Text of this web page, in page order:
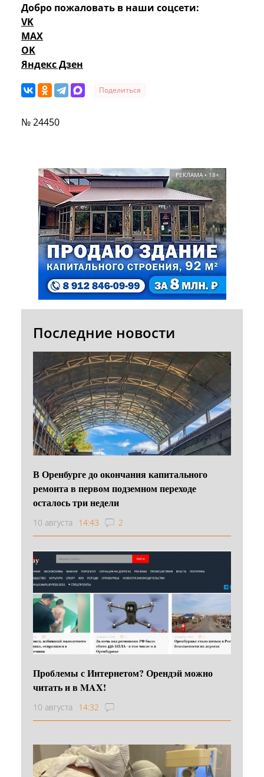
Добро пожаловать в наши соцсети:
VK
MAX
OK
Яндекс Дзен
Поделиться
№ 24450
РЕКЛАМА • 18+
Последние новости
В Оренбурге до окончания капитального
ремонта в первом подземном переходе
осталось три недели
10 августа 14:43 2
Проблемы с Интернетом? Орендэй можно
читать и в MAX!
10 августа 14:32